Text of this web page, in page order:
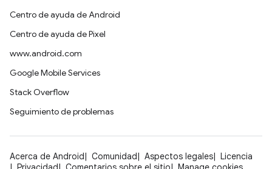
Centro de ayuda de Android
Centro de ayuda de Pixel
www.android.com
Google Mobile Services
Stack Overflow
Seguimiento de problemas
Acerca de Android Comunidad Aspectos legales
Licencia